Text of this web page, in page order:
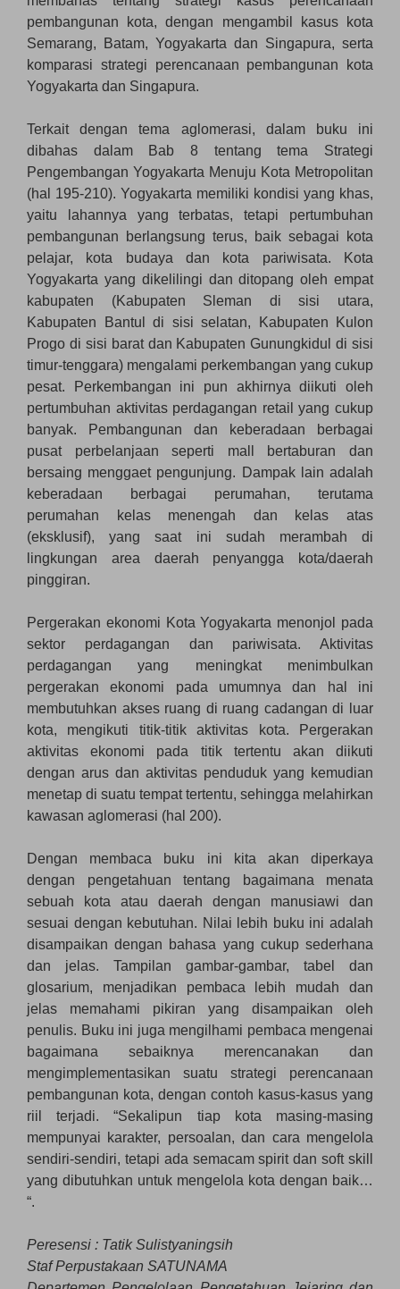
pembangunan kota, dengan mengambil kasus kota
Semarang, Batam, Yogyakarta dan Singapura, serta
komparasi strategi perencanaan pembangunan kota
Yogyakarta dan Singapura.
Terkait dengan tema aglomerasi, dalam buku ini
dibahas dalam Bab 8 tentang tema Strategi
Pengembangan Yogyakarta Menuju Kota Metropolitan
(hal 195-210). Yogyakarta memiliki kondisi yang khas,
yaitu lahannya yang terbatas, tetapi pertumbuhan
pembangunan berlangsung terus, baik sebagai kota
pelajar, kota budaya dan kota pariwisata. Kota
Yogyakarta yang dikelilingi dan ditopang oleh empat
kabupaten (Kabupaten Sleman di sisi utara,
Kabupaten Bantul di sisi selatan, Kabupaten Kulon
Progo di sisi barat dan Kabupaten Gunungkidul di sisi
timur-tenggara) mengalami perkembangan yang cukup
pesat. Perkembangan ini pun akhirnya diikuti oleh
pertumbuhan aktivitas perdagangan retail yang cukup
banyak. Pembangunan dan keberadaan berbagai
pusat perbelanjaan seperti mall bertaburan dan
bersaing menggaet pengunjung. Dampak lain adalah
keberadaan berbagai perumahan, terutama
perumahan kelas menengah dan kelas atas
(eksklusif), yang saat ini sudah merambah di
lingkungan area daerah penyangga kota/daerah
pinggiran.
Pergerakan ekonomi Kota Yogyakarta menonjol pada
sektor perdagangan dan pariwisata. Aktivitas
perdagangan yang meningkat menimbulkan
pergerakan ekonomi pada umumnya dan hal ini
membutuhkan akses ruang di ruang cadangan di luar
kota, mengikuti titik-titik aktivitas kota. Pergerakan
aktivitas ekonomi pada titik tertentu akan diikuti
dengan arus dan aktivitas penduduk yang kemudian
menetap di suatu tempat tertentu, sehingga melahirkan
kawasan aglomerasi (hal 200).
Dengan membaca buku ini kita akan diperkaya
dengan pengetahuan tentang bagaimana menata
sebuah kota atau daerah dengan manusiawi dan
sesuai dengan kebutuhan. Nilai lebih buku ini adalah
disampaikan dengan bahasa yang cukup sederhana
dan jelas. Tampilan gambar-gambar, tabel dan
glosarium, menjadikan pembaca lebih mudah dan
jelas memahami pikiran yang disampaikan oleh
penulis. Buku ini juga mengilhami pembaca mengenai
bagaimana sebaiknya merencanakan dan
mengimplementasikan suatu strategi perencanaan
pembangunan kota, dengan contoh kasus-kasus yang
riil terjadi. “Sekalipun tiap kota masing-masing
mempunyai karakter, persoalan, dan cara mengelola
sendiri-sendiri, tetapi ada semacam spirit dan soft skill
yang dibutuhkan untuk mengelola kota dengan baik…
“.
Peresensi : Tatik Sulistyaningsih
Staf Perpustakaan SATUNAMA